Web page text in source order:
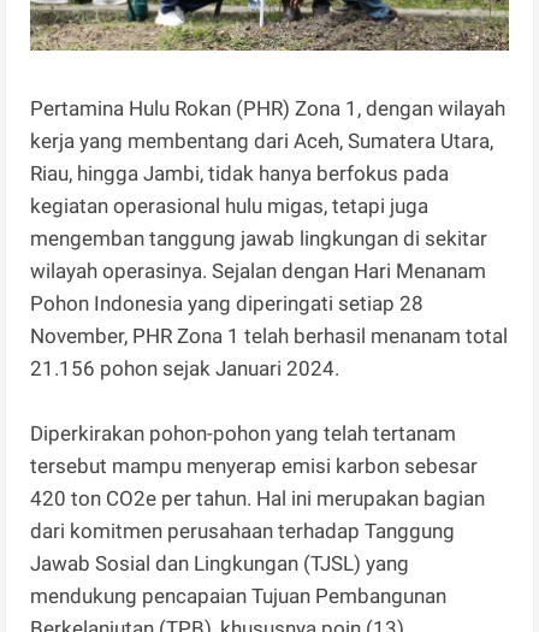
Pertamina Hulu Rokan (PHR) Zona 1, dengan wilayah
kerja yang membentang dari Aceh, Sumatera Utara,
Riau, hingga Jambi, tidak hanya berfokus pada
kegiatan operasional hulu migas, tetapi juga
mengemban tanggung jawab lingkungan di sekitar
wilayah operasinya. Sejalan dengan Hari Menanam
Pohon Indonesia yang diperingati setiap 28
November, PHR Zona 1 telah berhasil menanam total
21.156 pohon sejak Januari 2024.
Diperkirakan pohon-pohon yang telah tertanam
tersebut mampu menyerap emisi karbon sebesar
420 ton CO2e per tahun. Hal ini merupakan bagian
dari komitmen perusahaan terhadap Tanggung
Jawab Sosial dan Lingkungan (TJSL) yang
mendukung pencapaian Tujuan Pembangunan